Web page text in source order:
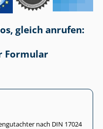
gleich anrufen:
Formular
nach DIN 17024